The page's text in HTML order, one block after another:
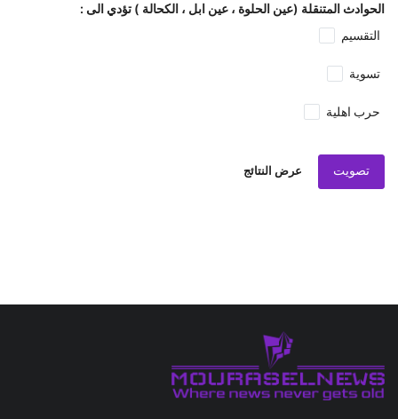
الحوادث المتنقلة (عين الحلوة ، عين ابل ، الكحالة ) تؤدي الى :
التقسيم
تسوية
حرب اهلية
تصويت عرض النتائج